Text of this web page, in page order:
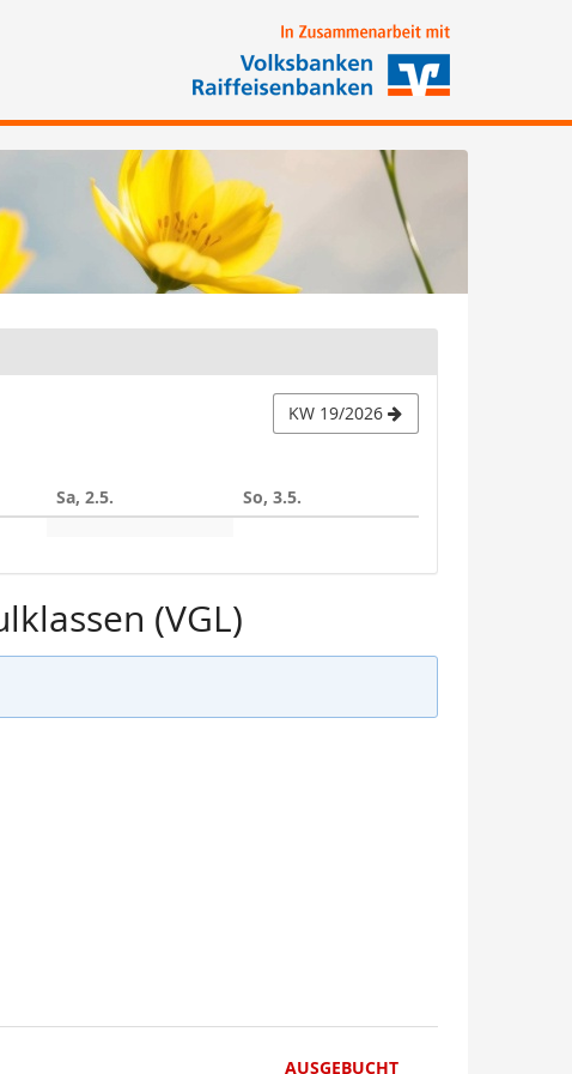
KW 19/2026
Sa, 2.5. So, 3.5.
(VGL)
AUSGEBUCHT